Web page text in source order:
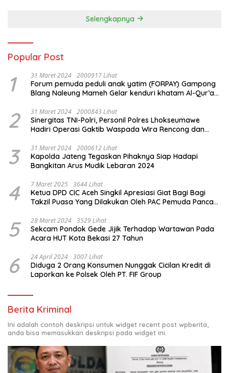
Selengkapnya
Popular Post
1 31 Maret 2024 2000917 Lihat
Forum pemuda peduli anak yatim (FORPAY) Gampong
Blang Naleung Mameh Gelar kenduri khatam Al-Qur’an
2 31 Maret 2024 2000843 Lihat
Sinergitas TNI-Polri, Personil Polres Lhokseumawe
Hadiri Operasi Gaktib Waspada Wira Rencong dan
3 31 Maret 2024 2000612 Lihat
Kapolda Jateng Tegaskan Pihaknya Siap Hadapi
Bangkitan Arus Mudik Lebaran 2024
4 7 Maret 2025 3644 Lihat
Ketua DPD CIC Aceh Singkil Apresiasi Giat Bagi Bagi
Takzil Puasa Yang Dilakukan Oleh PAC Pemuda Panca
Meriah Kabupaten Aceh Singkil
5 28 Maret 2024 3529 Lihat
Sekcam Pondok Gede Jijik Terhadap Wartawan Pada
Acara HUT Kota Bekasi 27 Tahun
6 24 April 2024 3007 Lihat
Diduga 2 Orang Konsumen Nunggak Cicilan Kredit di
Laporkan ke Polsek Oleh PT. FIF Group
Berita Kriminal
Ini adalah contoh deskripsi untuk widget recent post wpberita,
anda bisa memasukkan deskripsi pada widget ini.